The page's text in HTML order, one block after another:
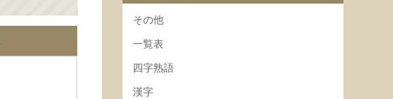
その他
一覧表
四字熟語
漢字